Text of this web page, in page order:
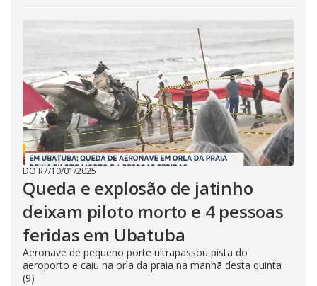
DO R7/10/01/2025
Queda e explosão de jatinho
deixam piloto morto e 4 pessoas
feridas em Ubatuba
Aeronave de pequeno porte ultrapassou pista do
aeroporto e caiu na orla da praia na manhã desta quinta
(9)